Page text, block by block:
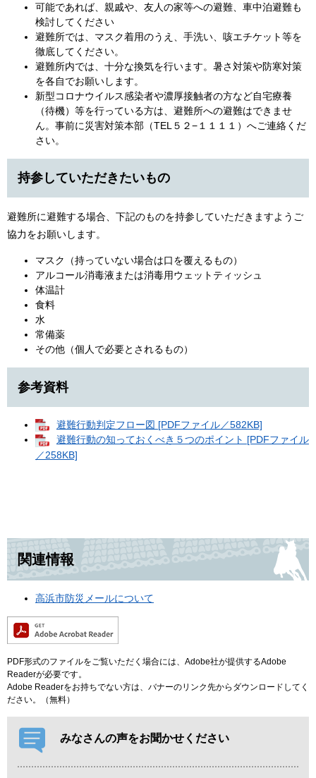
可能であれば、親戚や、友人の家等への避難、車中泊避難も
検討してください
避難所では、マスク着用のうえ、手洗い、咳エチケット等を
徹底してください。
避難所内では、十分な換気を行います。暑さ対策や防寒対策
を各自でお願いします。
​新型コロナウイルス感染者や濃厚接触者の方など自宅療養
（待機）等を行っている方は、避難所への避難はできませ
ん。事前に災害対策本部（TEL５２−１１１１）へご連絡くだ
さい。
持参していただきたいもの
避難所に避難する場合、下記のものを持参していただきますようご
協力をお願いします。
マスク（持っていない場合は口を覆えるもの）
アルコール消毒液または消毒用ウェットティッシュ
体温計
食料
水
常備薬
その他（個人で必要とされるもの）
参考資料
避難行動判定フロー図 [PDFファイル／582KB]
避難行動の知っておくべき５つのポイント [PDFファイル
／258KB]
関連情報
高浜市防災メールについて
PDF形式のファイルをご覧いただく場合には、Adobe社が提供するAdobe
Readerが必要です。
Adobe Readerをお持ちでない方は、バナーのリンク先からダウンロードしてく
ださい。（無料）
みなさんの声をお聞かせください